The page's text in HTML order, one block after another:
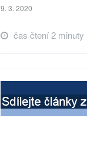
9. 3. 2020
čas čtení 2 minuty